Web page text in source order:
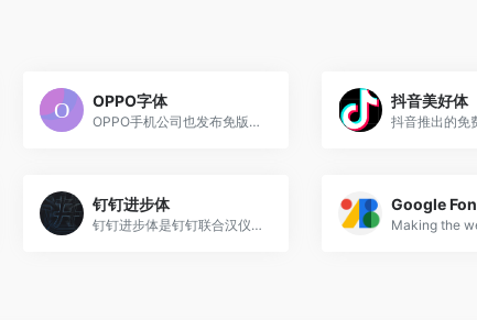
OPPO字体
OPPO手机公司也发布免版权字体了，简洁稳重型，包含中文和英文。
抖音美好体
抖音推出的免
钉钉进步体
钉钉进步体是钉钉联合汉仪字...
Google